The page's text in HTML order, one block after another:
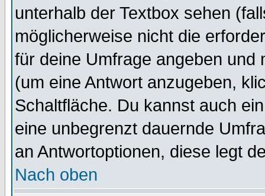
unterhalb der Textbox sehen
möglicherweise nicht die
für deine Umfrage angeben und
(um eine Antwort anzugeben,
Schaltfläche. Du kannst auch
eine unbegrenzt dauernde
an Antwortoptionen, diese legt
Nach oben